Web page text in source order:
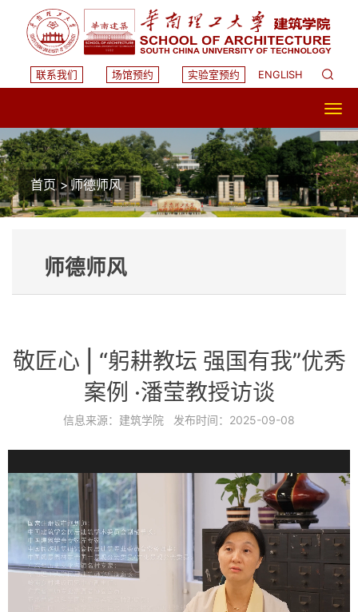
联系我们 场馆预约 实验室预约 ENGLISH
首页>师德师风
师德师风
敬匠心 | “躬耕教坛 强国有我”优秀
案例 ·潘莹教授访谈
信息来源： 建筑学院 发布时间： 2025-09-08